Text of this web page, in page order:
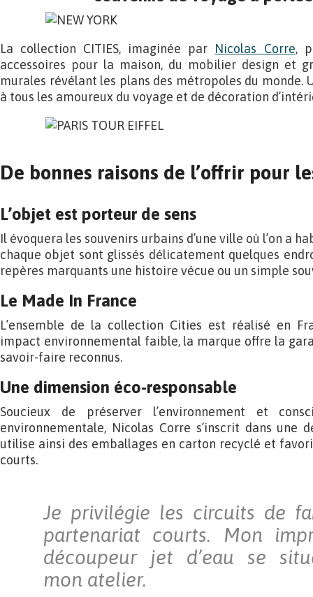
La collection CITIES, imaginée par Nicolas Corre,
accessoires pour la maison, du mobilier design et
murales révélant les plans des métropoles du monde.
à tous les amoureux du voyage et de décoration
De bonnes raisons de l’offrir pour
L’objet est porteur de sens
Il évoquera les souvenirs urbains d’une ville où l’on a
chaque objet sont glissés délicatement quelques
repères marquants une histoire vécue ou un simple
Le Made In France
L’ensemble de la collection Cities est réalisé en
impact environnemental faible, la marque offre la
savoir-faire reconnus.
Une dimension éco-responsable
Soucieux de préserver l’environnement et
environnementale, Nicolas Corre s’inscrit dans une
utilise ainsi des emballages en carton recyclé et
courts.
Je privilégie les circuits de
partenariat courts. Mon
découpeur jet d’eau se
mon atelier.